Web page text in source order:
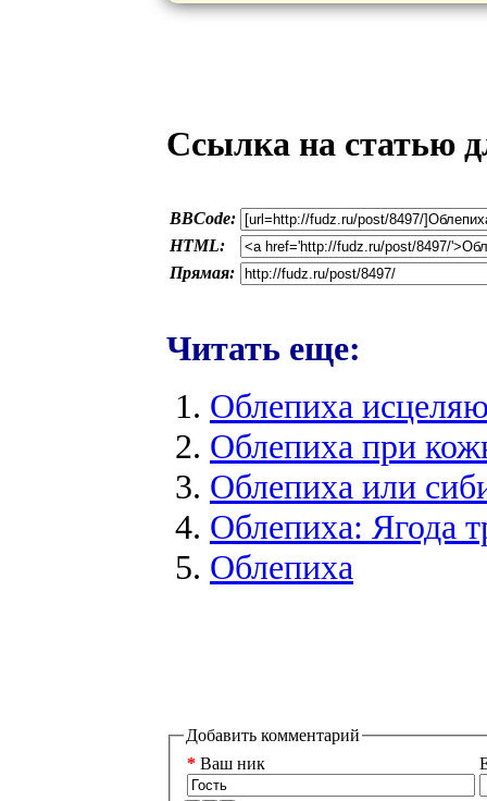
Ссылка на статью
BBCode:
HTML:
Прямая:
Читать еще:
Облепиха
Облепиха при
Облепиха или
Облепиха: Ягода
Облепиха
Добавить комментарий
* Ваш ник